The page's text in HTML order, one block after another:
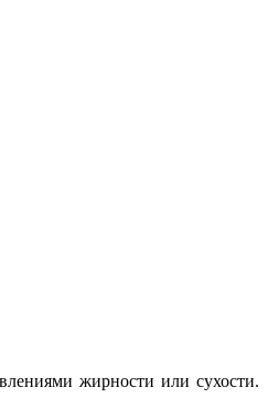
жирности или сухости.